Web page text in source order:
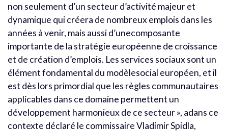
non seulement d’un secteur d’activité majeur et
dynamique qui créera de nombreux emplois dans les
années à venir, mais aussi d’unecomposante
importante de la stratégie européenne de croissance
et de création d’emplois. Les services sociaux sont un
élément fondamental du modèlesocial européen, et il
est dès lors primordial que les règles communautaires
applicables dans ce domaine permettent un
développement harmonieux de ce secteur », adans ce
contexte déclaré le commissaire Vladimir Spidla,